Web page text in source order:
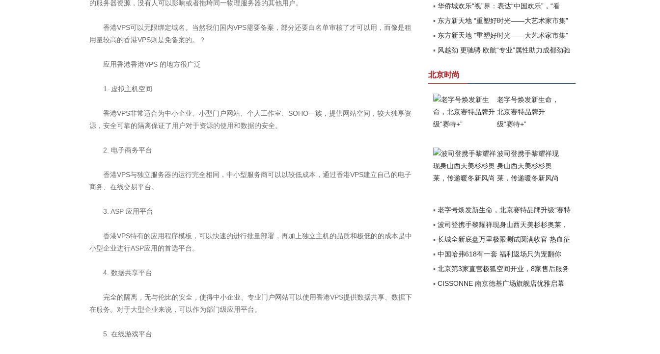
▪ 华侨城欢乐“视”界：表达“中国欢乐”，“看
见”美好中国
▪ 东方新天地 “重塑好时光——大艺术家市集”
圆满落幕
▪ 东方新天地 "重塑好时光——大艺术家市集"
第四期已盛大开幕
▪ 风越劲 更驰骋 欧航“专业”属性助力成都劲驰
北京时尚
老字号焕发新生命，
北京赛特品牌升
级“赛特+”
波司登携手黎耀祥现
身山西天美杉杉奥
莱，传递暖冬新风尚
▪ 老字号焕发新生命，北京赛特品牌升级“赛特
+”
▪ 波司登携手黎耀祥现身山西天美杉杉奥莱，
传递暖冬新风尚
▪ 长城全新底盘万里极限测试圆满收官 热血征
途淬炼极致性能
▪ 中国哈弗618有一套 福利返场只为宠翻你
▪ 北京第3家直营极狐空间开业，8家售后服务
覆盖全城
▪ CISSONNE 南京德基广场旗舰店优雅启幕
的服务器资源，没有人可以影响或者拖垮同一物理服务器的其他用户。
香港VPS可以无限绑定域名。当然我们国内VPS需要备案，部分还要白名单审核了才可以用，而像是租
用量较高的香港VPS则是免备案的。？
应用香港香港VPS 的地方很广泛
1. 虚拟主机空间
香港VPS非常适合为中小企业、小型门户网站、个人工作室、SOHO一族，提供网站空间，较大独享资
源，安全可靠的隔离保证了用户对于资源的使用和数据的安全。
2. 电子商务平台
香港VPS与独立服务器的运行完全相同，中小型服务商可以以较低成本，通过香港VPS建立自己的电子
商务、在线交易平台。
3. ASP 应用平台
香港VPS特有的应用程序模板，可以快速的进行批量部署，再加上独立主机的品质和极低的的成本是中
小型企业进行ASP应用的首选平台。
4. 数据共享平台
完全的隔离，无与伦比的安全，使得中小企业、专业门户网站可以使用香港VPS提供数据共享、数据下
在服务。对于大型企业来说，可以作为部门级应用平台。
5. 在线游戏平台